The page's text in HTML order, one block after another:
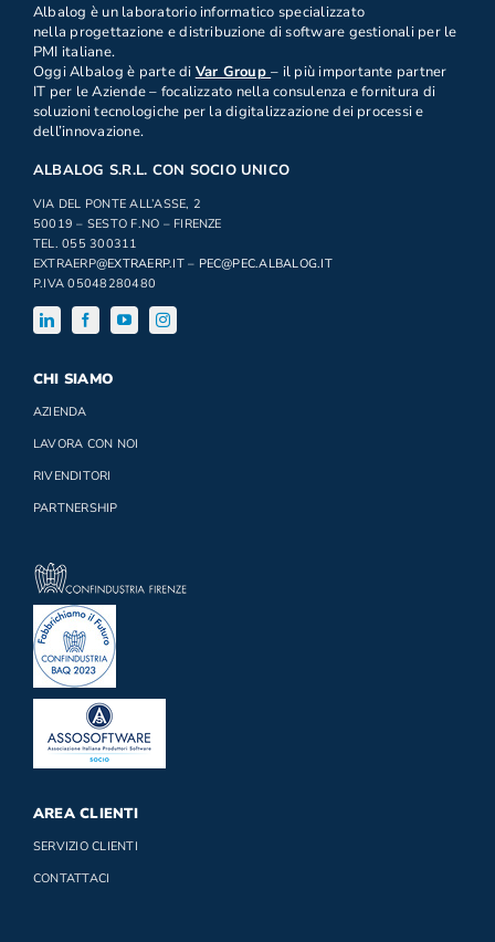
Albalog è un laboratorio informatico specializzato
nella progettazione e distribuzione di software gestionali per le
PMI italiane.
Oggi Albalog è parte di Var Group– il più importante partner
IT per le Aziende – focalizzato nella consulenza e fornitura di
soluzioni tecnologiche per la digitalizzazione dei processi e
dell’innovazione.
ALBALOG S.R.L. CON SOCIO UNICO
VIA DEL PONTE ALL’ASSE, 2
50019 – SESTO F.NO – FIRENZE
TEL. 055 300311
EXTRAERP@EXTRAERP.IT– PEC@PEC.ALBALOG.IT
P.IVA 05048280480
CHI SIAMO
AZIENDA
LAVORA CON NOI
RIVENDITORI
PARTNERSHIP
AREA CLIENTI
SERVIZIO CLIENTI
CONTATTACI